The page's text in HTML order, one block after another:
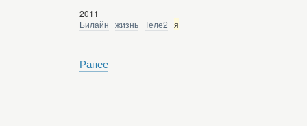
2011
Билайн жизнь Теле2 я
Ранее